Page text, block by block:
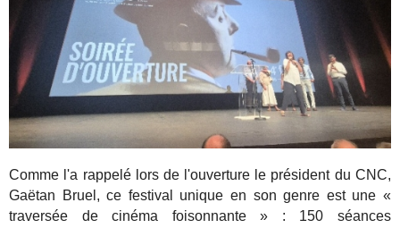
Comme l'a rappelé lors de l'ouverture le président du CNC,
Gaëtan Bruel, ce festival unique en son genre est une «
traversée de cinéma foisonnante » : 150 séances